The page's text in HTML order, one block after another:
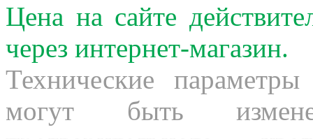
Цена на сайте
через интернет-магазин.
Технические
могут быть